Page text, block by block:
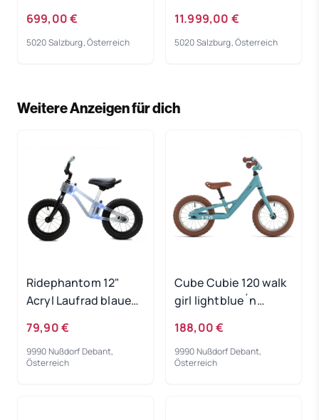
699,00 €
5020 Salzburg, Österreich
11.999,00 €
5020 Salzburg, Österreich
Weitere Anzeigen für dich
Ridephantom 12"
Acryl Laufrad blaues
79,90 €
9990 Nußdorf Debant,
Österreich
Cube Cubie 120 walk
girl lightblue´n
188,00 €
9990 Nußdorf Debant,
Österreich